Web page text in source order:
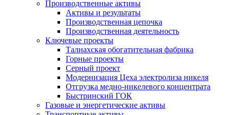
Производственные активы
Активы и результаты
Производственная цепочка
Производственная деятельность
Ключевые проекты
Талнахская обогатительная фабрика
Горные проекты
Серный проект
Модернизация Цеха электролиза никеля
Отгрузка медно-никелевого концентрата
Быстринский ГОК
Газовые и энергетические активы